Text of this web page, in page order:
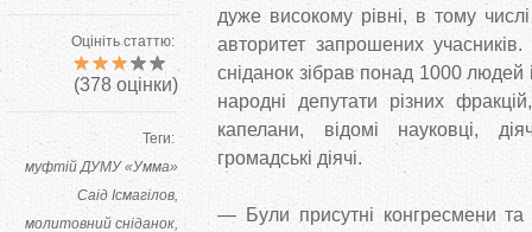
Оцініть статтю:
(378оцінки)
Теги:
муфтій ДУМУ «Умма»
Саід Ісмагілов
молитовний сніданок
дуже високому рівні, в тому
авторитет запрошених
сніданок зібрав понад 1000 людей
народні депутати різних
капелани, відомі науковці,
громадські діячі.
— Були присутні конгресмени та